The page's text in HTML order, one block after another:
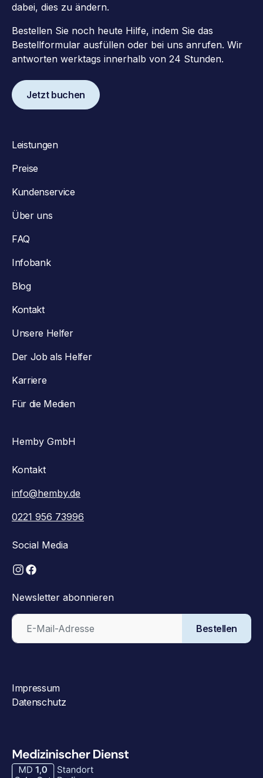
dabei, dies zu ändern.
Bestellen Sie noch heute Hilfe, indem Sie das
Bestellformular ausfüllen oder bei uns anrufen. Wir
antworten werktags innerhalb von 24 Stunden.
Jetzt buchen
Leistungen
Preise
Kundenservice
Über uns
FAQ
Infobank
Blog
Kontakt
Unsere Helfer
Der Job als Helfer
Karriere
Für die Medien
Hemby GmbH
Kontakt
info@hemby.de
0221 956 73996
Social Media
Newsletter abonnieren
Bestellen
Impressum
Datenschutz